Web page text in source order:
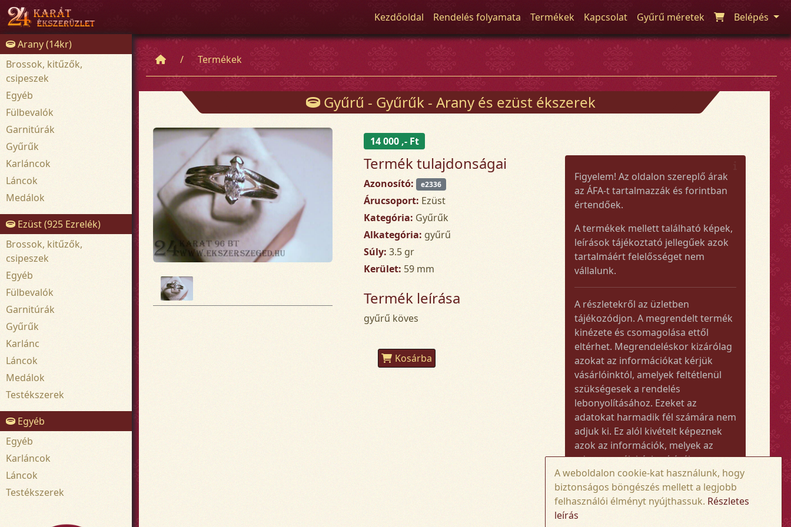
Kezdőoldal Rendelés folyamata Termékek Kapcsolat Gyűrű méretek Belépés
Arany (14kr)
Brossok, kitűzők,
csipeszek
Egyéb
Fülbevalók
Garnitúrák
Gyűrűk
Karláncok
Láncok
Medálok
Ezüst (925 Ezrelék)
Brossok, kitűzők,
csipeszek
Egyéb
Fülbevalók
Garnitúrák
Gyűrűk
Karlánc
Láncok
Medálok
Testékszerek
Egyéb
Egyéb
Karláncok
Láncok
Testékszerek
Termékek
Gyűrű - Gyűrűk - Arany és ezüst ékszerek
14 000 ,- Ft
Termék tulajdonságai
Azonosító: e2336
Árucsoport: Ezüst
Kategória: Gyűrűk
Alkategória: gyűrű
Súly: 3.5 gr
Kerület: 59 mm
Termék leírása
gyűrű köves
Kosárba
Figyelem! Az oldalon szereplő árak
az ÁFA-t tartalmazzák és forintban
értendőek.
A termékek mellett található képek,
leírások tájékoztató jellegűek azok
tartalmáért felelősséget nem
vállalunk.
A részletekről az üzletben
tájékozódjon. A megrendelt termék
kinézete és csomagolása ettől
eltérhet. Megrendeléskor kizárólag
azokat az információkat kérjük
vásárlóinktól, amelyek feltétlenül
szükségesek a rendelés
lebonyolításához. Ezeket az
adatokat harmadik fél számára nem
adjuk ki. Ez alól kivételt képeznek
azok az információk, melyek az
adott termék kézbesítéséhez vagy
kiszállításához szükségesek.
Amennyiben a megrendelt termék
összege meghaladja az 50.000 Ft-ot,
A weboldalon cookie-kat használunk, hogy
biztonságos böngészés mellett a legjobb
felhasználói élményt nyújthassuk. Részletes
leírás